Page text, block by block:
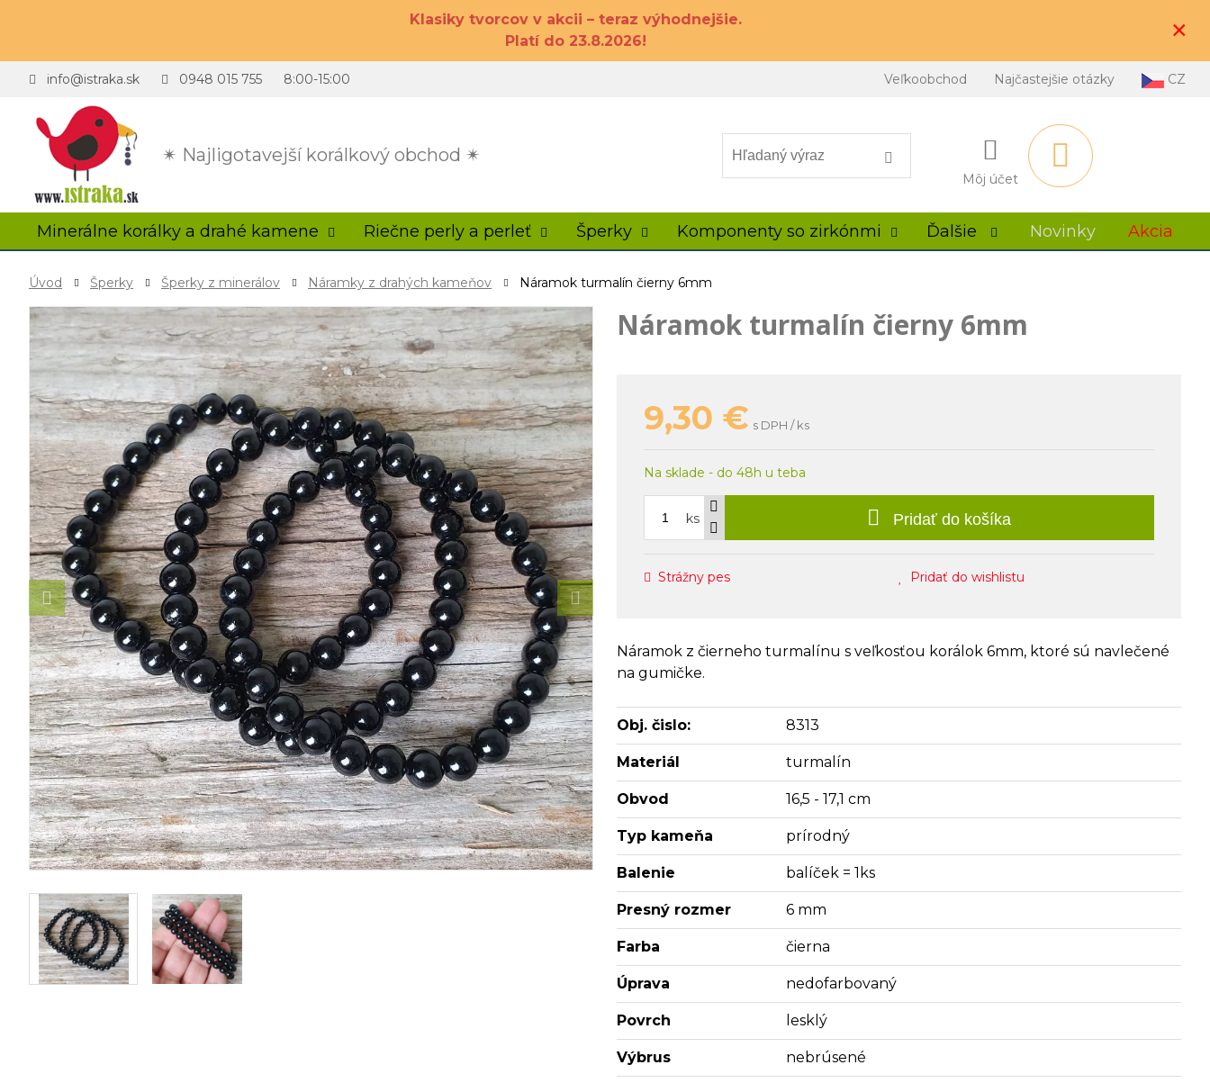
Klasiky tvorcov v akcii – teraz výhodnejšie.
Platí do 23.8.2026!
×
✴ Najligotavejší korálkový obchod ✴
info@istraka.sk 0948 015 755 8:00-15:00 Veľkoobchod Najčastejšie otázky CZ
Môj účet
Minerálne korálky a drahé kamene Riečne perly a perleť Šperky Komponenty so zirkónmi Ďalšie Novinky Akcia
Úvod Šperky Šperky z minerálov Náramky z drahých kameňov Náramok turmalín čierny 6mm
Náramok turmalín čierny 6mm
9,30 € s DPH / ks
Na sklade - do 48h u teba
ks Pridať do košíka
Strážny pes Pridať do wishlistu
Náramok z čierneho turmalínu s veľkosťou korálok 6mm, ktoré sú navlečené
na gumičke.
Obj. čislo: 8313
Materiál turmalín
Obvod 16,5 - 17,1 cm
Typ kameňa prírodný
Balenie balíček = 1ks
Presný rozmer 6 mm
Farba čierna
Úprava nedofarbovaný
Povrch lesklý
Výbrus nebrúsené